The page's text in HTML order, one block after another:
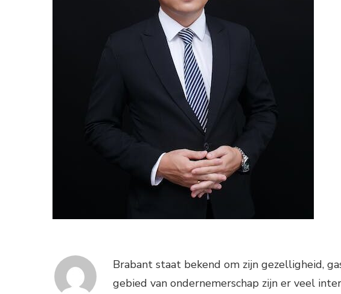
Brabant staat bekend om zijn gezelligheid,
gebied van ondernemerschap zijn er veel